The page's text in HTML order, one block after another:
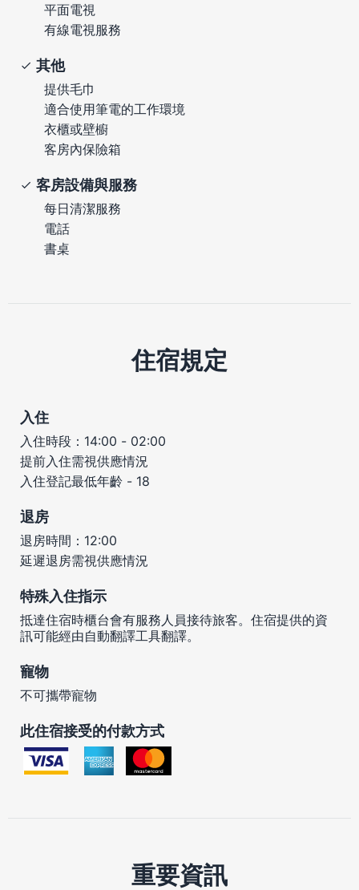
平面電視
有線電視服務
其他
提供毛巾
適合使用筆電的工作環境
衣櫃或壁櫥
客房內保險箱
客房設備與服務
每日清潔服務
電話
書桌
住宿規定
入住
入住時段：14:00 - 02:00
提前入住需視供應情況
入住登記最低年齡 - 18
退房
退房時間：12:00
延遲退房需視供應情況
特殊入住指示
抵達住宿時櫃台會有服務人員接待旅客。住宿提供的資
訊可能經由自動翻譯工具翻譯。
寵物
不可攜帶寵物
此住宿接受的付款方式
重要資訊